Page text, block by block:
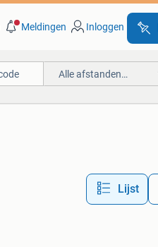
Meldingen Inloggen
Alle afstanden…
Lijst